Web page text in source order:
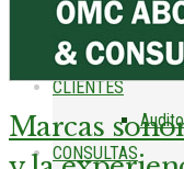
CLIENTES
CONSULTAS
Marcas